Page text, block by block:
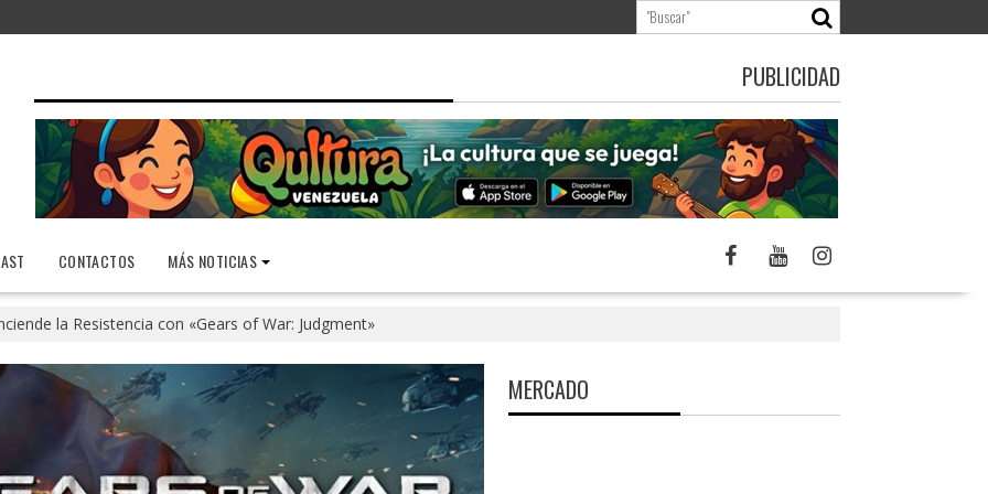
PUBLICIDAD
CONTACTOS MÁS NOTICIAS
la Resistencia con «Gears of War: Judgment»
MERCADO